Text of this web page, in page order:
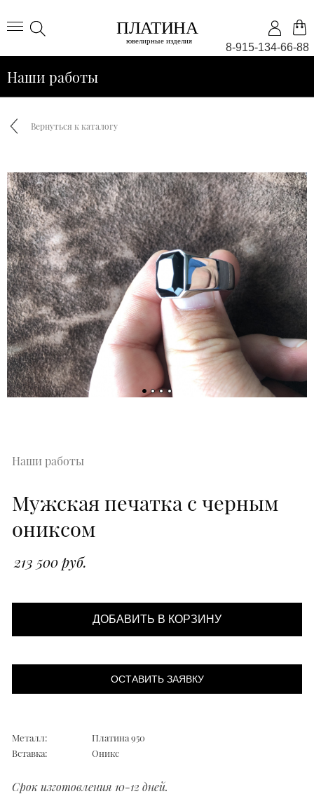
8-915-134-66-88
Наши работы
Вернуться к каталогу
Наши работы
Мужская печатка с черным
ониксом
213 500 руб.
ДОБАВИТЬ В КОРЗИНУ
ОСТАВИТЬ ЗАЯВКУ
Металл:
Платина 950
Вставка:
Оникс
Срок изготовления 10-12 дней.